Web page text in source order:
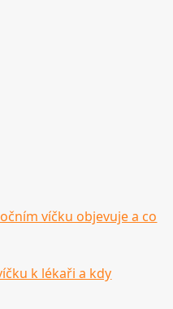
víčku objevuje a co
k lékaři a kdy